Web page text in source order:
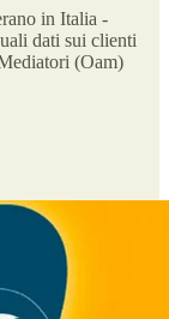
in Italia -
dati sui clienti
(Oam)